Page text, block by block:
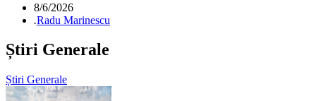
8/6/2026
.Radu Marinescu
Știri Generale
Știri Generale